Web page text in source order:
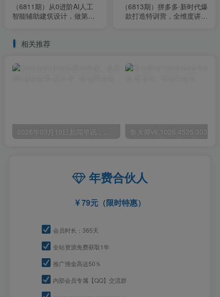
（6811期）从0进阶AI人工
智能辅助建筑设计，做第一
（6813期）拼多多·新时代爆
款打造特训营，全维度讲解
相关推荐
年费合伙人
79元（限时特惠）
会员时长：365天
全站资源免费获取1年
推广佣金高达50％
内部会员专属【QQ】交流群